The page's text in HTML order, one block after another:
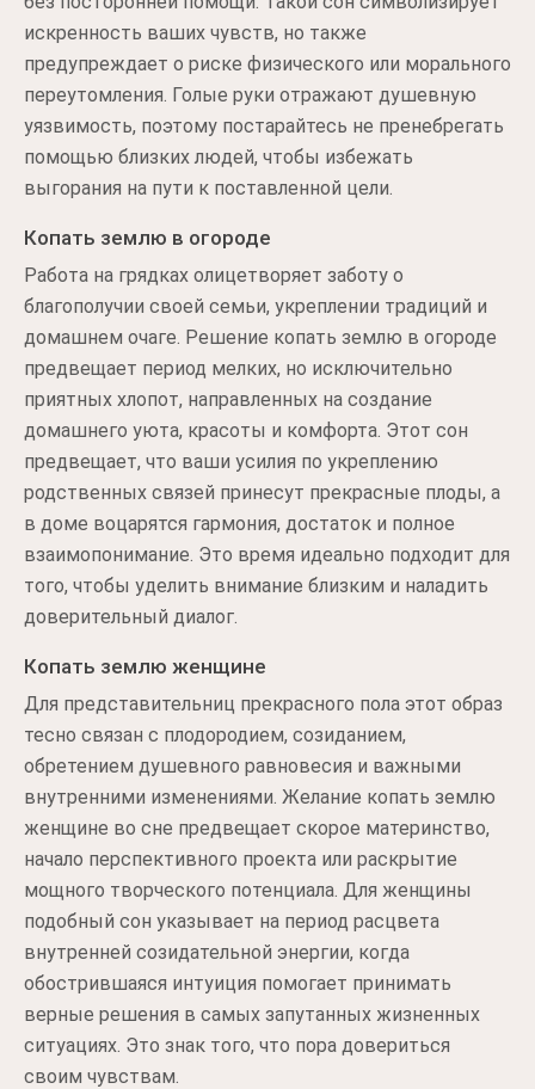
искренность ваших чувств, но также
предупреждает о риске физического или морального
переутомления. Голые руки отражают душевную
уязвимость, поэтому постарайтесь не пренебрегать
помощью близких людей, чтобы избежать
выгорания на пути к поставленной цели.
Копать землю в огороде
Работа на грядках олицетворяет заботу о
благополучии своей семьи, укреплении традиций и
домашнем очаге. Решение копать землю в огороде
предвещает период мелких, но исключительно
приятных хлопот, направленных на создание
домашнего уюта, красоты и комфорта. Этот сон
предвещает, что ваши усилия по укреплению
родственных связей принесут прекрасные плоды, а
в доме воцарятся гармония, достаток и полное
взаимопонимание. Это время идеально подходит для
того, чтобы уделить внимание близким и наладить
доверительный диалог.
Копать землю женщине
Для представительниц прекрасного пола этот образ
тесно связан с плодородием, созиданием,
обретением душевного равновесия и важными
внутренними изменениями. Желание копать землю
женщине во сне предвещает скорое материнство,
начало перспективного проекта или раскрытие
мощного творческого потенциала. Для женщины
подобный сон указывает на период расцвета
внутренней созидательной энергии, когда
обострившаяся интуиция помогает принимать
верные решения в самых запутанных жизненных
ситуациях. Это знак того, что пора довериться
своим чувствам.